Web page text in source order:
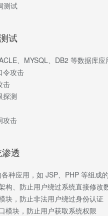
测试
试
、MYSQL、DB2 等数据库
令攻击
击
探测
攻击
透
种应用，如 JSP、PHP 等组成
构、防止用户绕过系统直接修改
块，防止非法用户绕过身份认证
模块，防止用户获取系统权限